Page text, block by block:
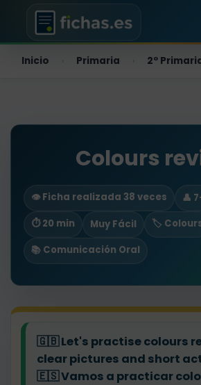
Inicio Primaria 2º
Colours
👁️ Ficha realizada 38 veces
👤
⏱ 20 min
Muy Fácil
🏷️
📚 Comunicación Oral
🇬🇧Let's practise colours
clear pictures and short
🇪🇸Vamos a practicar